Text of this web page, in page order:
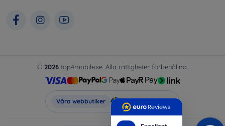
© 2026 top4mobile.se. Alla rättigheter förbehållna.
Våra webbutiker Top4Mobile.se